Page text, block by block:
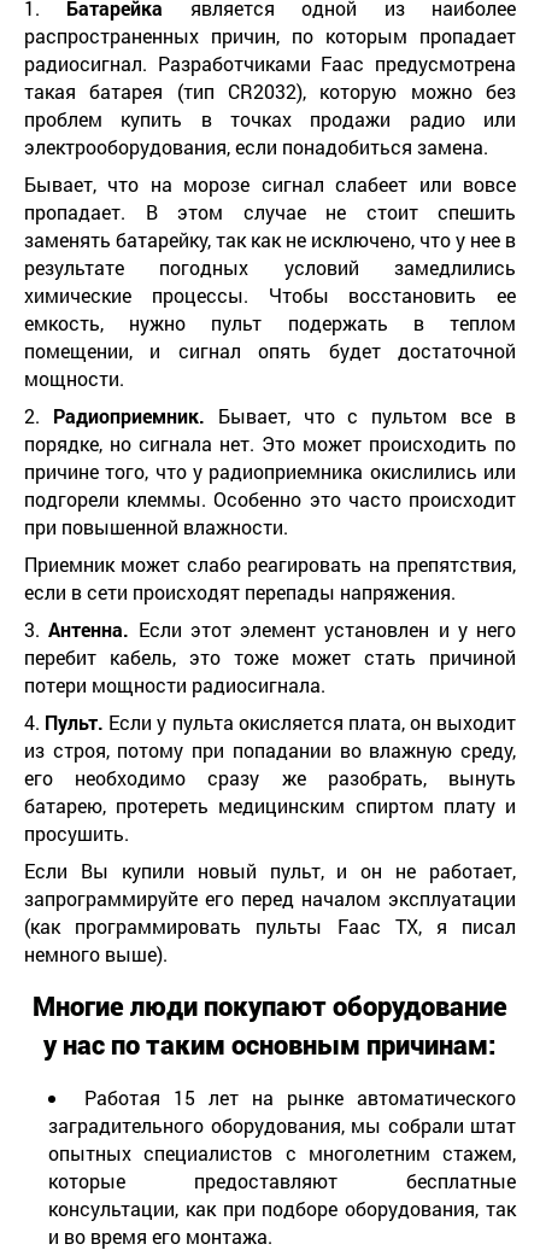
1. Батарейка является одной из наиболее
распространенных причин, по которым пропадает
радиосигнал. Разработчиками Faac предусмотрена
такая батарея (тип CR2032), которую можно без
проблем купить в точках продажи радио или
электрооборудования, если понадобиться замена.
Бывает, что на морозе сигнал слабеет или вовсе
пропадает. В этом случае не стоит спешить
заменять батарейку, так как не исключено, что у нее в
результате погодных условий замедлились
химические процессы. Чтобы восстановить ее
емкость, нужно пульт подержать в теплом
помещении, и сигнал опять будет достаточной
мощности.
2. Радиоприемник. Бывает, что с пультом все в
порядке, но сигнала нет. Это может происходить по
причине того, что у радиоприемника окислились или
подгорели клеммы. Особенно это часто происходит
при повышенной влажности.
Приемник может слабо реагировать на препятствия,
если в сети происходят перепады напряжения.
3.Антенна. Если этот элемент установлен и у него
перебит кабель, это тоже может стать причиной
потери мощности радиосигнала.
4. Пульт. Если у пульта окисляется плата, он выходит
из строя, потому при попадании во влажную среду,
его необходимо сразу же разобрать, вынуть
батарею, протереть медицинским спиртом плату и
просушить.
Если Вы купили новый пульт, и он не работает,
запрограммируйте его перед началом эксплуатации
(как программировать пульты Faac TX, я писал
немного выше).
Многие люди покупают оборудование
у нас по таким основным причинам:
Работая 15 лет на рынке автоматического
заградительного оборудования, мы собрали штат
опытных специалистов с многолетним стажем,
которые предоставляют бесплатные
консультации, как при подборе оборудования, так
и во время его монтажа.